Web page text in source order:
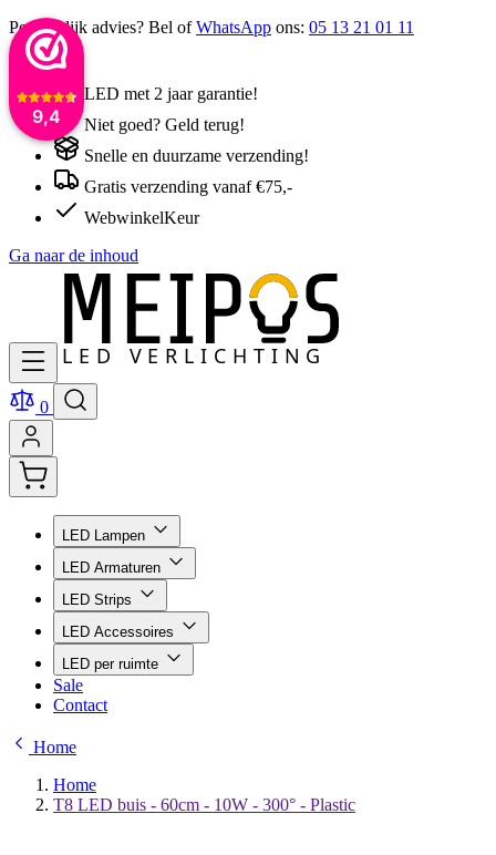
9,4
Persoonlijk advies? Bel ofWhatsApp ons: 05 13 21 01 11
LED met 2 jaar garantie!
Niet goed? Geld terug!
Snelle en duurzame verzending!
Gratis verzending vanaf €75,-
WebwinkelKeur
Ga naar de inhoud
0
LED Lampen
LED Armaturen
LED Strips
LED Accessoires
LED per ruimte
Sale
Contact
Home
Home
T8 LED buis - 60cm - 10W - 300° - Plastic